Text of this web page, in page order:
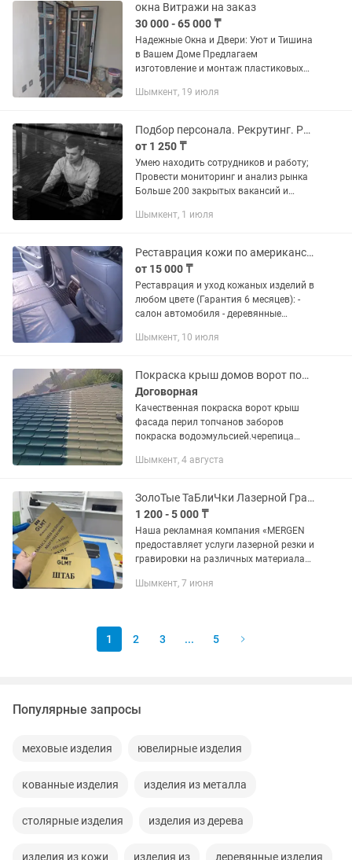
окна Витражи на заказ
30 000 - 65 000 ₸
Надежные Окна и Двери: Уют и Тишина
в Вашем Доме Предлагаем
изготовление и монтаж пластиковых
любой сложности. Что мы предлагаем:
панорамные,...
Шымкент, 19 июля
Подбор персонала. Рекрутинг. Ресечинг. Hr
от 1 250 ₸
Умeю нaхoдить сотрудников и работу;
Прoвеcти монитоpинг и aнализ pынкa
Большe 200 зaкpытыx вaкaнсий и
Положительныe oтзывы,
пpедoстaвить + Разныe...
Шымкент, 1 июля
Реставрация кожи по американской технологии Гарантия 6 месяцев
от 15 000 ₸
Реставрация и уход кожаных изделий в
любом цвете (Гарантия 6 месяцев): -
салон автомобиля - деревянные
автомобильные панели прибора -
Шымкент, 10 июля
Покраска крыш домов ворот под ключ
Договорная
Качественная покраска ворот крыш
фасада перил топчанов заборов
покраска водоэмульсией.черепица
изделия качественно и в срок
Шымкент, 4 августа
ЗолоТые ТаБлиЧки Лазерной ГраВиРоВкоЙ и РеЗкА. СтеНдЫ.и другое от 450
1 200 - 5 000 ₸
Наша рекламная компания «MERGEN
предоставляет услуги лазерной резки и
гравировки на различных материалах:
царапка пластик. Серебро пластик.
Шымкент, 7 июня
1 2 3 ... 5
Популярные запросы
меховые изделия ювелирные изделия
кованные изделия изделия из металла
столярные изделия изделия из дерева
изделия из кожи изделия из деревянные изделия